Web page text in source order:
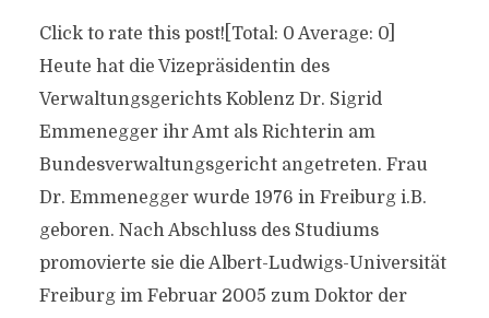
Click to rate this post![Total: 0 Average: 0]
Heute hat die Vizepräsidentin des
Verwaltungsgerichts Koblenz Dr. Sigrid
Emmenegger ihr Amt als Richterin am
Bundesverwaltungsgericht angetreten. Frau
Dr. Emmenegger wurde 1976 in Freiburg i.B.
geboren. Nach Abschluss des Studiums
promovierte sie die Albert-Ludwigs-Universität
Freiburg im Februar 2005 zum Doktor der